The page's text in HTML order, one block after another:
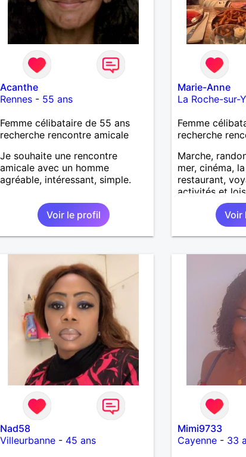
Acanthe
Rennes- 55 ans
Femme célibataire de 55 ans
recherche rencontre amicale
Je souhaite une rencontre
amicale avec un homme
agréable, intéressant, simple.
Voir le profil
Marie-Anne
La Roche-sur-
Femme
recherche
Marche,
mer, cinéma,
restaurant,
activités et
partager ainsi
Recevoir mes
petits-enfants
Bénévolat
indépendant...
être à
une personne
pour une vie
tendresse.
randonnées
l'étranger à
sentiers
m'engage à
message. Au
Voir
Nad58
Villeurbanne- 45 ans
Mimi9733
Cayenne - 33